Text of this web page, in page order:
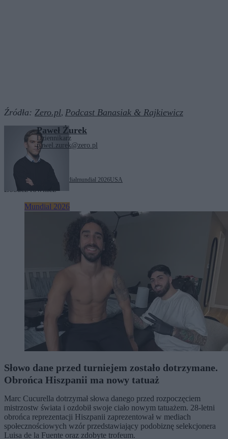
Źródła: Zero.pl, Podcast Banasiak & Rajkiewicz
Paweł Żurek
Dziennikarz
pawel.zurek@zero.pl
Tagi: Donald Trumpmundial mundial 2026USA
Zobacz również
Mundial 2026
Słowo dane przed turniejem zostało dotrzymane.
Obrońca Hiszpanii ma nowy tatuaż
Marc Cucurella dotrzymał słowa danego przed rozpoczęciem
mistrzostw świata i ozdobił swoje ciało nowym tatuażem. 28-letni
obrońca reprezentacji Hiszpanii zaprezentował w mediach
społecznościowych wzór przedstawiający podobiznę selekcjonera
Luisa de la Fuente oraz zdobyte trofeum.